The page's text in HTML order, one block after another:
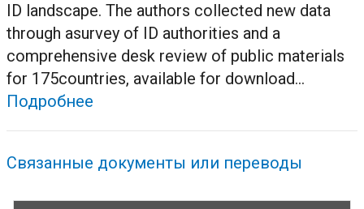
ID landscape. The authors collected new data
through asurvey of ID authorities and a
comprehensive desk review of public materials
for 175countries, available for download...
Подробнее
Связанные документы или переводы